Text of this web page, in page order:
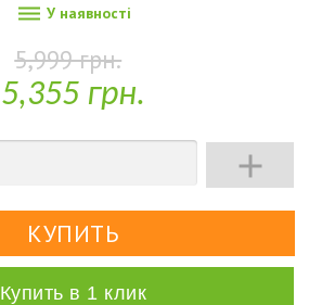
 У наявності
5,999 грн.
5,355 грн.

Купить в 1 клик